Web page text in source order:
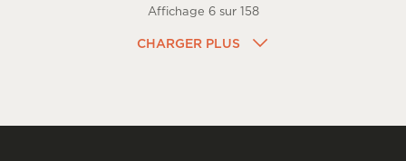
Affichage 6sur 158
CHARGER PLUS